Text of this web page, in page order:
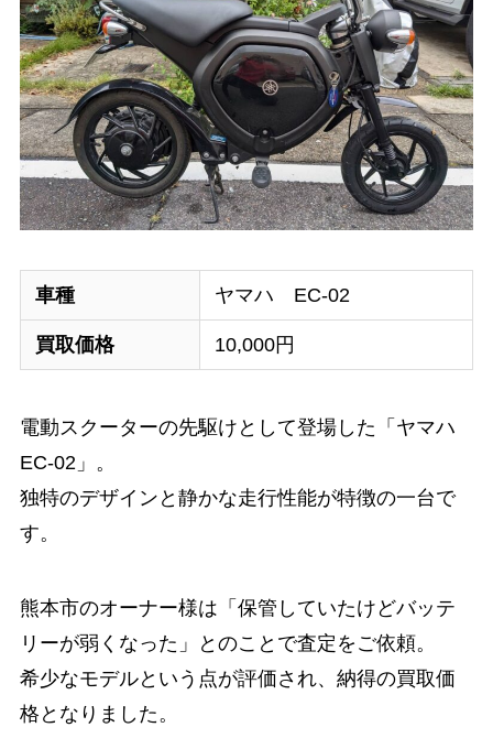
車種 ヤマハ EC-02
買取価格 10,000円
電動スクーターの先駆けとして登場した「ヤマハ
EC-02」。
独特のデザインと静かな走行性能が特徴の一台で
す。
熊本市のオーナー様は「保管していたけどバッテ
リーが弱くなった」とのことで査定をご依頼。
希少なモデルという点が評価され、納得の買取価
格となりました。